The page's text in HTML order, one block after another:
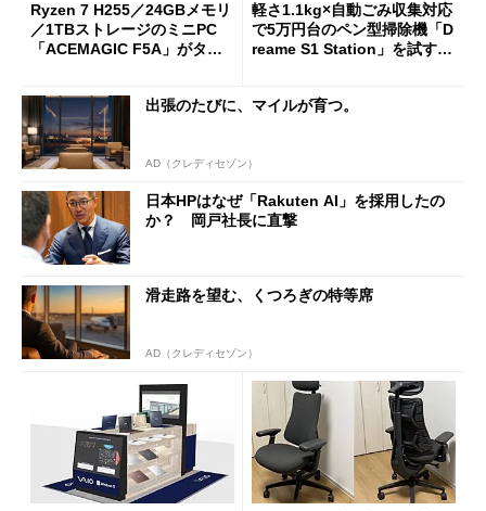
Ryzen 7 H255／24GBメモリ
／1TBストレージのミニPC
「ACEMAGIC F5A」がタイ
軽さ1.1kg×自動ごみ収集対応
で5万円台のペン型掃除機「D
reame S1 Station」を試す
出張のたびに、マイルが育つ。
AD（クレディセゾン）
日本HPはなぜ「Rakuten AI」を採用したの
か？ 岡戸社長に直撃
滑走路を望む、くつろぎの特等席
AD（クレディセゾン）